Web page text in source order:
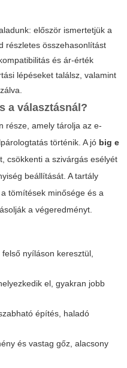
először ismertetjük a
részletes összehasonlítást
és ár-érték
lépéseket találsz, valamint
a választásnál?
része, amely tárolja az e-
történik. A jó big e
csökkenti a szivárgás esélyét
beállítását. A tartály
tömítések minősége és a
a végeredményt.
nyíláson keresztül,
el, gyakran jobb
építés, haladó
és vastag gőz, alacsony